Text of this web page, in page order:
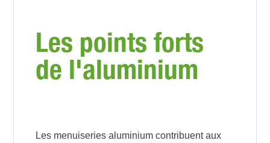
Les points forts
de l'aluminium
Les menuiseries aluminium contribuent aux